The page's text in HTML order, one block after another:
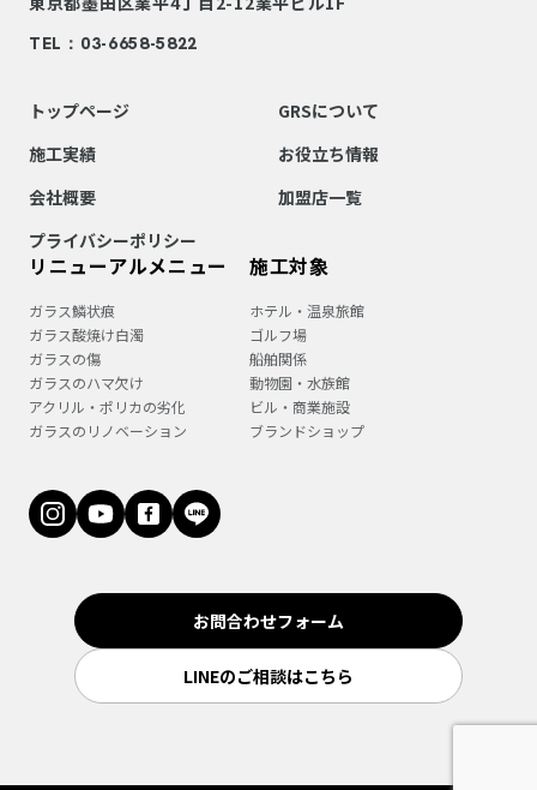
TEL：03-6658-5822
トップページ
GRSについて
施工実績
お役立ち情報
会社概要
加盟店一覧
プライバシーポリシー
リニューアルメニュー
ガラス鱗状痕
ガラス酸焼け白濁
ガラスの傷
ガラスのハマ欠け
アクリル・ポリカの劣化
ガラスのリノベーション
施工対象
ホテル・温泉旅館
ゴルフ場
船舶関係
動物園・水族館
ビル・商業施設
ブランドショップ
お問合わせフォーム
LINEのご相談はこちら